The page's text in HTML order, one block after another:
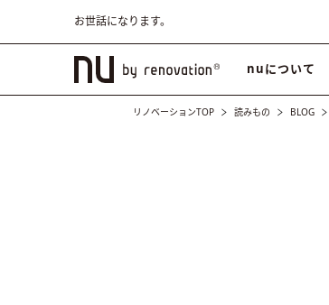
お世話になります。
nuについて
リノベーションTOP 読みもの BLOG